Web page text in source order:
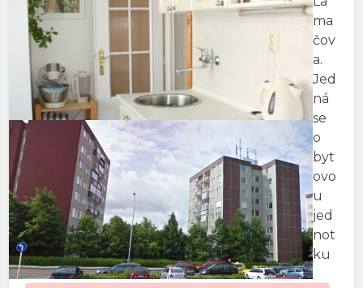
ma
čov
a.
Jed
ná
se
o
byt
ovo
u
jed
not
ku